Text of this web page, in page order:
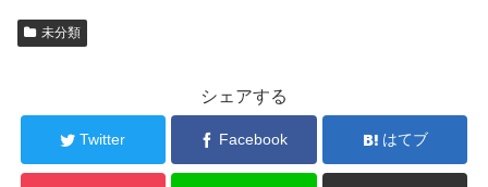
未分類
シェアする
Twitter Facebook はてブ